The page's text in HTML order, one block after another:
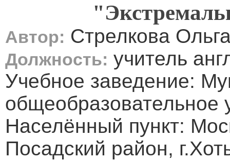
Автор: Стрелкова
Должность: учитель
Учебное заведение:
Населённый пункт:
Посадский район,